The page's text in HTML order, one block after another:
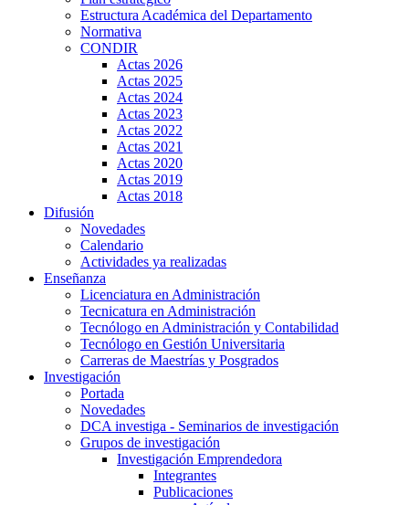
Estructura Académica del Departamento
Normativa
CONDIR
Actas 2026
Actas 2025
Actas 2024
Actas 2023
Actas 2022
Actas 2021
Actas 2020
Actas 2019
Actas 2018
Difusión
Novedades
Calendario
Actividades ya realizadas
Enseñanza
Licenciatura en Administración
Tecnicatura en Administración
Tecnólogo en Administración y Contabilidad
Tecnólogo en Gestión Universitaria
Carreras de Maestrías y Posgrados
Investigación
Portada
Novedades
DCA investiga - Seminarios de investigación
Grupos de investigación
Investigación Emprendedora
Integrantes
Publicaciones